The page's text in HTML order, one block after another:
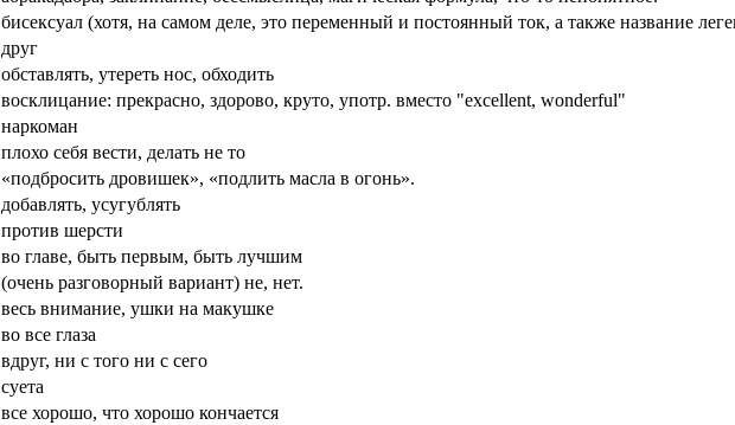
бисексуал (хотя, на самом деле, это переменный и постоянный ток, а также название
друг
обставлять, утереть нос, обходить
восклицание: прекрасно, здорово, круто, употр. вместо "excellent, wonderful"
наркоман
плохо себя вести, делать не то
«подбросить дровишек», «подлить масла в огонь».
добавлять, усугублять
против шерсти
во главе, быть первым, быть лучшим
(очень разговорный вариант) не, нет.
весь внимание, ушки на макушке
во все глаза
вдруг, ни с того ни с сего
суета
все хорошо, что хорошо кончается